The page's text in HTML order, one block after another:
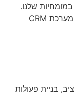
שלנו.
כולל בניית השיווק, אוטומציה, תסריט שיחה, מערכת CRM
בניית פעולות